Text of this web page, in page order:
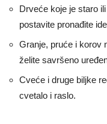
Drveće koje je staro
postavite pronađite
Granje, pruće i korov
želite savršeno
Cveće i druge biljke
cvetalo i raslo.